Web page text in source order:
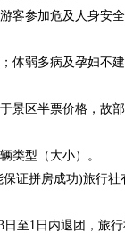
客参加危及人身安
体弱多病及孕妇不
景区半票价格，故
类型（大小）。
证拼房成功)旅行社
至1日内退团，旅